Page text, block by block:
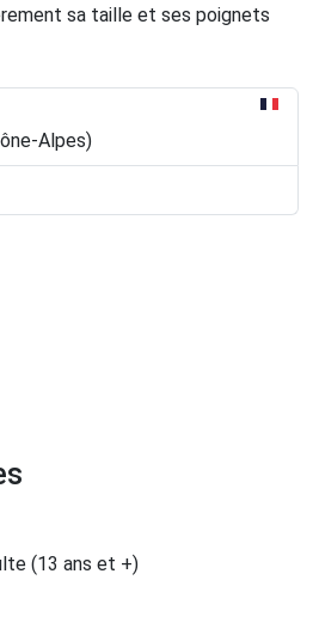
sa taille et ses poignets
Alpes)
(13 ans et +)